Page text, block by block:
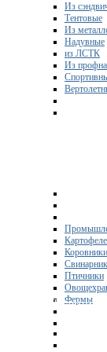
Из
Тентовые
Из
Надувные
из ЛСТК
Из
Коровники
Птичники
Фермы